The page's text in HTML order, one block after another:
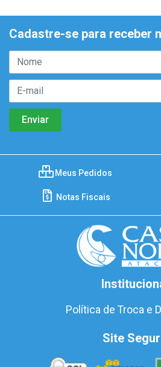
Cadastre-se para receber
Meus Pedidos
Notas Fiscais
Política de Troca e
Site